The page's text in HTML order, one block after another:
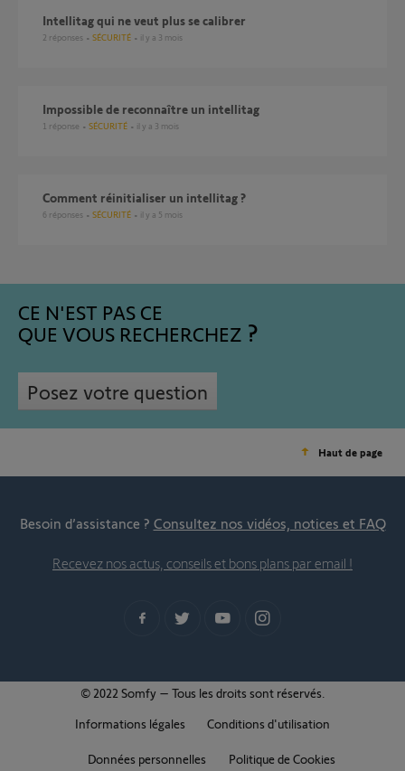
Intellitag qui ne veut plus se calibrer
2 réponses SÉCURITÉ il y a 3 mois
Impossible de reconnaître un intellitag
1 réponse SÉCURITÉ il y a 3 mois
Comment réinitialiser un intellitag ?
6 réponses SÉCURITÉ il y a 5 mois
CE N'EST PAS CE
QUE VOUS RECHERCHEZ
Posez votre question
Haut de page
Besoin d’assistance ? Consultez nos vidéos, notices et FAQ
Recevez nos actus, conseils et bons plans par email !
© 2022 Somfy – Tous les droits sont réservés.
Informations légales
Conditions d'utilisation
Données personnelles Politique de Cookies